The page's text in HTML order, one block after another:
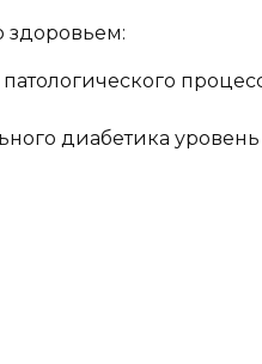
здоровьем:
диабетика